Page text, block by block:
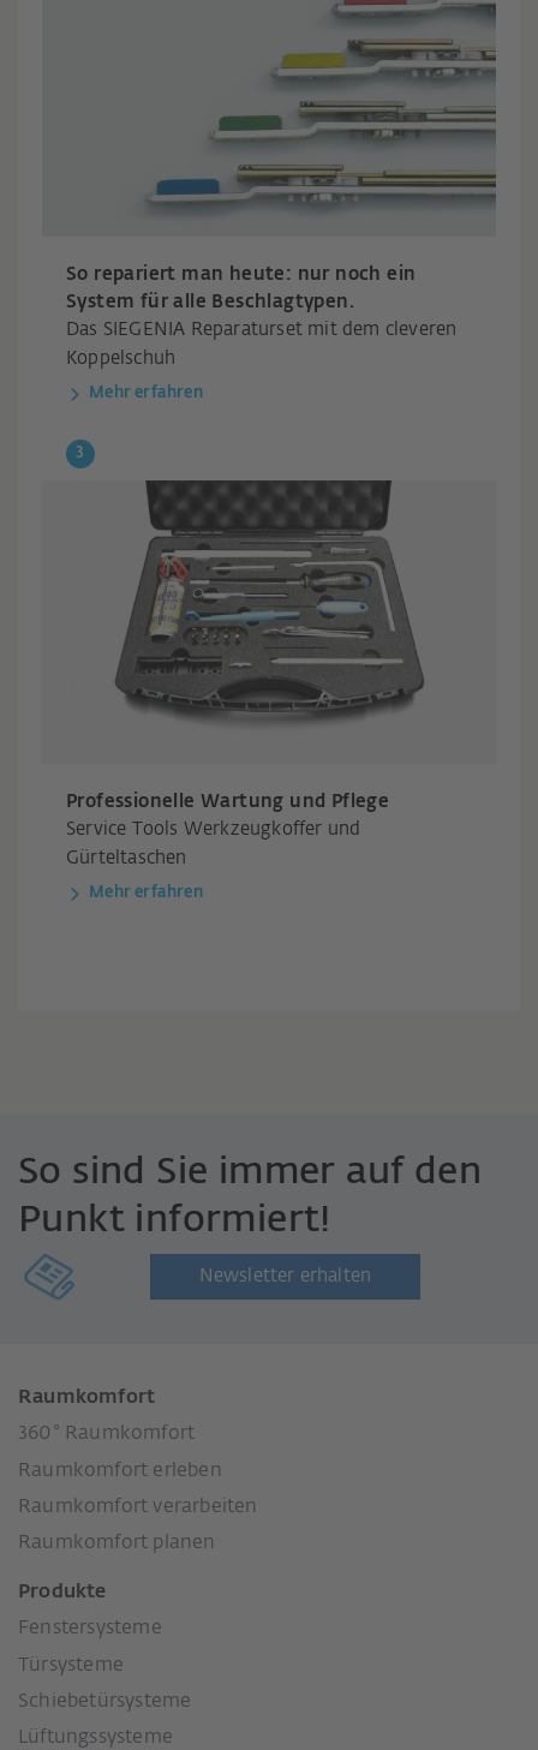
So repariert man heute: nur noch ein
System für alle Beschlagtypen.
Das SIEGENIA Reparaturset mit dem cleveren
Koppelschuh
Mehr erfahren
Professionelle Wartung und Pflege
Service Tools Werkzeugkoffer und
Gürteltaschen
Mehr erfahren
So sind Sie immer auf den
Punkt informiert!
Newsletter erhalten
Raumkomfort
360° Raumkomfort
Raumkomfort erleben
Raumkomfort verarbeiten
Raumkomfort planen
Produkte
Fenstersysteme
Türsysteme
Schiebetürsysteme
Lüftungssysteme